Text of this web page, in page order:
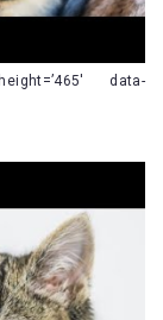
data-